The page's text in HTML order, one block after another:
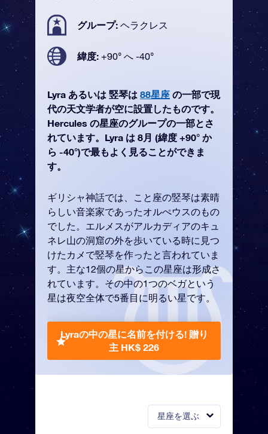
星座を選ぶ
グループ: ヘラクレス
緯度: +90° へ -40°
Lyra あるいは 竪琴は 88星座 の一部で現
代の天文学者が空に設置したものです。
Hercules の星座のグループの一部とさ
れています。Lyra は 8月 (緯度 +90° か
ら -40°)で最もよく見ることができま
す。
ギリシャ神話では、こと座の竪琴は素晴
らしい音楽家であったオルぺウスのもの
でした。エルメスがアルカディアのキュ
ネレ山の洞窟の外を歩いている時に見つ
けたカメで竪琴を作ったと言われていま
す。主な12個の星からこの星座は形成さ
れています。その中の1つのベガという
星は夜空全体で5番目に明るい星です。
Lyraの中の星に名前を付ける! 贈り
主 HK$ 226